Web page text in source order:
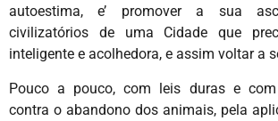
autoestima, e’ promover a sua
civilizatórios de uma Cidade que
inteligente e acolhedora, e assim voltar a
Pouco a pouco, com leis duras e com
contra o abandono dos animais, pela